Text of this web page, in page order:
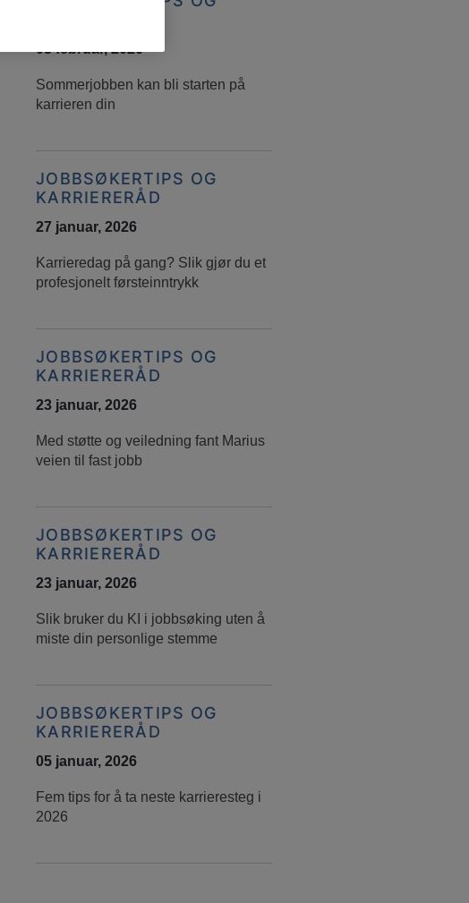
03 februar, 2026
Sommerjobben kan bli starten på
karrieren din
JOBBSØKERTIPS OG
KARRIERERÅD
27 januar, 2026
Karrieredag på gang? Slik gjør du et
profesjonelt førsteinntrykk
JOBBSØKERTIPS OG
KARRIERERÅD
23 januar, 2026
Med støtte og veiledning fant Marius
veien til fast jobb
JOBBSØKERTIPS OG
KARRIERERÅD
23 januar, 2026
Slik bruker du KI i jobbsøking uten å
miste din personlige stemme
JOBBSØKERTIPS OG
KARRIERERÅD
05 januar, 2026
Fem tips for å ta neste karrieresteg i
2026